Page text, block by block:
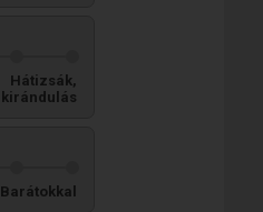
Hátizsák,
kirándulás
Barátokkal